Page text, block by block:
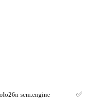
sem.engine ✅